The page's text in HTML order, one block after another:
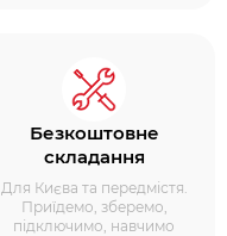
Безкоштовне
складання
Для Києва та передмістя.
Приїдемо, зберемо,
підключимо, навчимо